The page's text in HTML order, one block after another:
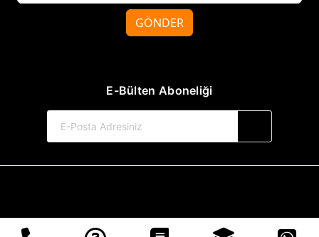
GÖNDER
E-Bülten Aboneliği